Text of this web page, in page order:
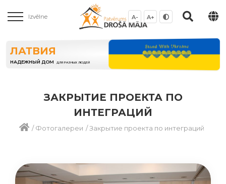
Izvēlne A- A+
ЛАТВИЯ
НАДЕЖНЫЙ ДОМ ДЛЯ РАЗНЫХ ЛЮДЕЙ
ЗАКРЫТИЕ ПРОЕКТА ПО
ИНТЕГРАЦИЙ
/Фотогалереи /Закрытие проекта по интеграций